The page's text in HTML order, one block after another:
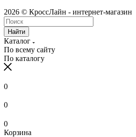
2026 © КроссЛайн - интернет-магазин
Найти
Каталог
По всему сайту
По каталогу
0
0
0
Корзина